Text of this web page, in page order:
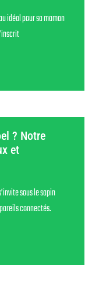
idéal pour sa maman
? Notre
et
sous le sapin
connectés.